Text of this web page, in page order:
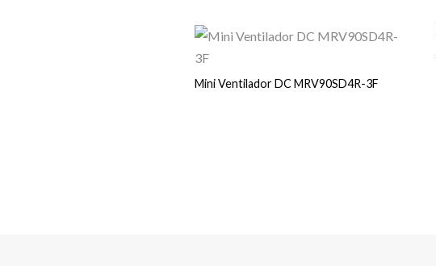
Mini Ventilador DC MRV90SD4R-3F